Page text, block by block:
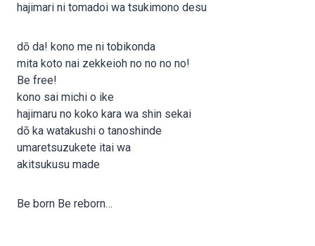
hajimari ni tomadoi wa tsukimono desu
dō da! kono me ni tobikonda
mita koto nai zekkeioh no no no no!
Be free!
kono sai michi o ike
hajimaru no koko kara wa shin sekai
dō ka watakushi o tanoshinde
umaretsuzukete itai wa
akitsukusu made
Be born Be reborn…